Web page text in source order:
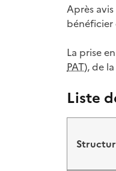
Après
La prise
PAT), de
Liste